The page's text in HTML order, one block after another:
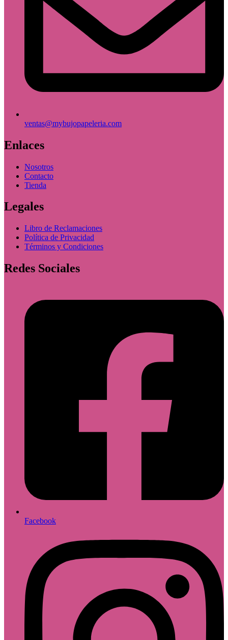
ventas@mybujopapeleria.com
Enlaces
Nosotros
Contacto
Tienda
Legales
Libro de Reclamaciones
Política de Privacidad
Términos y Condiciones
Redes Sociales
Facebook